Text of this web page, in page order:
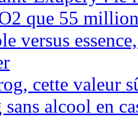
que 55
versus
cette valeur
sans alcool en